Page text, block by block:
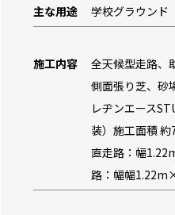
主な用途 学校グラウンド
施工内容
全天候型走路、
側面張り芝、
レヂンエース
装）施工面積 約
直走路：幅
路：幅幅